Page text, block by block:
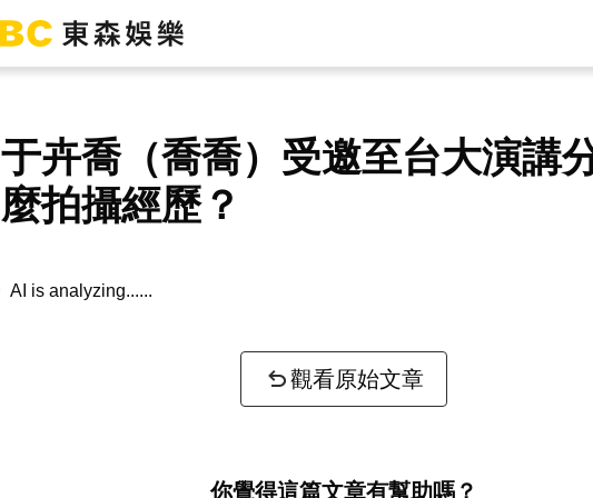
于卉喬（喬喬）受邀至台大演講
麼拍攝經歷？
AI is analyzing...
觀看原始文章
你覺得這篇文章有幫助嗎？